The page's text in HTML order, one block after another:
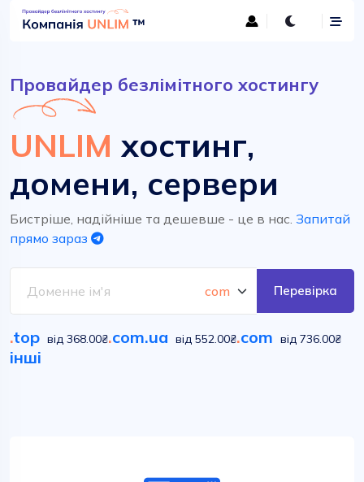
Провайдер безлімітного хостингу
UNLIM хостинг,
домени, сервери
Бистріше, надійніше та дешевше - це в нас. Запитай
прямо зараз
Перевірка
.top від 368.00₴.com.ua від 552.00₴.com від 736.00₴
інші